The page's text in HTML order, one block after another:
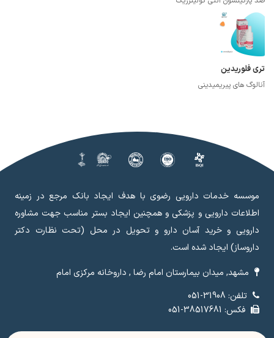
تری فلوریدین
آنالوگ های پیریمیدینی
موسسه خدمات دارویی رضوی با هدف ایجاد بانک مرجع در زمینه
اطلاعات دارویی و پزشکی و همچنین ایجاد بستر مناسب جهت مشاوره
دارویی و خرید آسان دارو و تحویل در محل (تحت نظارت دکتر
داروساز) ایجاد شده است.
مشهد, میدان بیمارستان امام رضا , داروخانه مرکزی امام
تلفن: 31908-051
فکس: 38517681-051